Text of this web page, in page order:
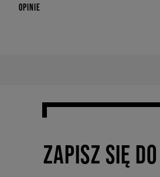
OPINIE
ZAPISZ SIĘ